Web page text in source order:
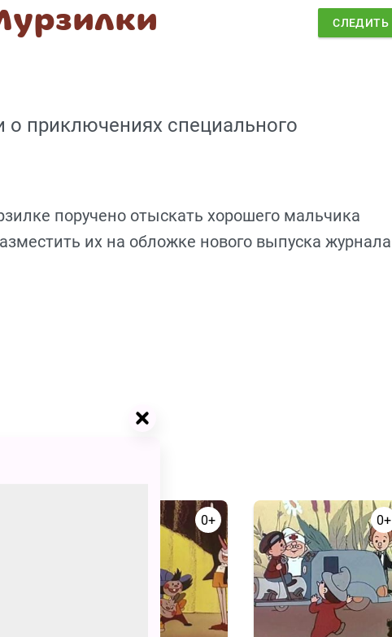
СЛЕДИТЬ
приключениях специального
поручено отыскать хорошего мальчика
их на обложке нового выпуска журнала
0+ 0+